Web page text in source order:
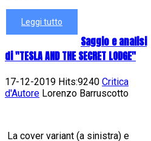
Leggi tutto
Saggio e analisi
di "TESLA AND THE SECRET LODGE"
17-12-2019 Hits:9240 Critica
d'Autore Lorenzo Barruscotto
La cover variant (a sinistra) e